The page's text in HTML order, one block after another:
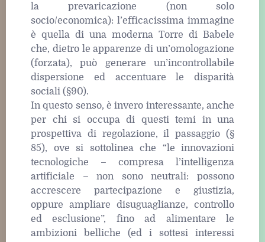
la prevaricazione (non solo
socio/economica): l’efficacissima immagine
è quella di una moderna Torre di Babele
che, dietro le apparenze di un’omologazione
(forzata), può generare un’incontrollabile
dispersione ed accentuare le disparità
sociali (§90).
In questo senso, è invero interessante, anche
per chi si occupa di questi temi in una
prospettiva di regolazione, il passaggio (§
85), ove si sottolinea che “le innovazioni
tecnologiche – compresa l’intelligenza
artificiale – non sono neutrali: possono
accrescere partecipazione e giustizia,
oppure ampliare disuguaglianze, controllo
ed esclusione”, fino ad alimentare le
ambizioni belliche (ed i sottesi interessi